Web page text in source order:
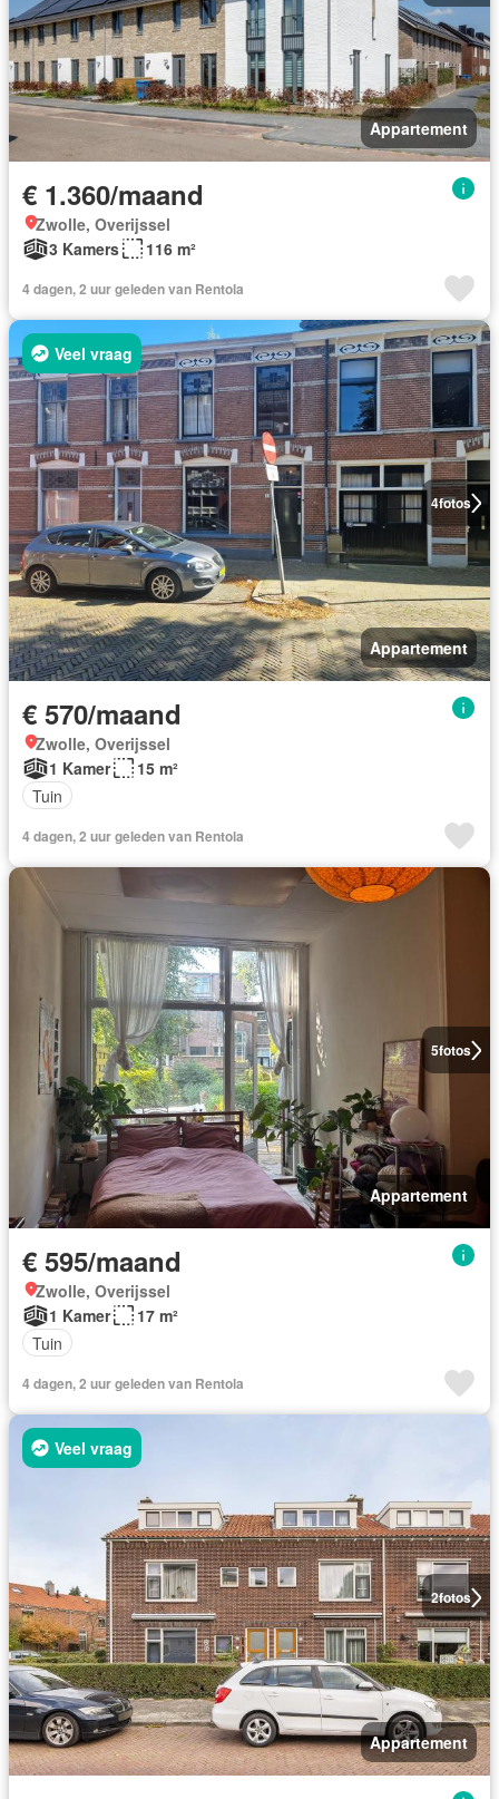
Appartement
€ 1.360/maand
Zwolle, Overijssel
3 Kamers
116 m²
4 dagen, 2 uur geleden van Rentola
4fotos
Veel vraag
Appartement
€ 570/maand
Zwolle, Overijssel
1 Kamer
15 m²
Tuin
4 dagen, 2 uur geleden van Rentola
5fotos
Appartement
€ 595/maand
Zwolle, Overijssel
1 Kamer
17 m²
Tuin
4 dagen, 2 uur geleden van Rentola
2fotos
Veel vraag
Appartement